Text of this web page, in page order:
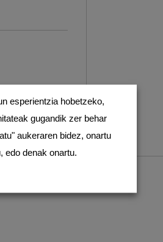
esperientzia hobetzeko,
gugandik zer behar
aukeraren bidez, onartu
edo denak onartu.